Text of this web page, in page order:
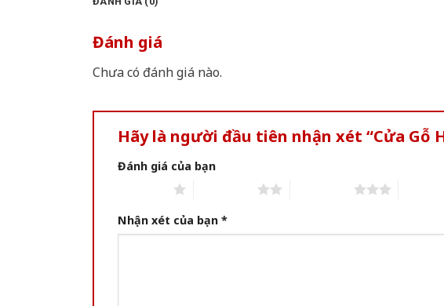
Đánh giá
Chưa có đánh giá nào.
Hãy là người đầu tiên nhận xét “Cửa Gỗ
Đánh giá của bạn
Nhận xét của bạn *